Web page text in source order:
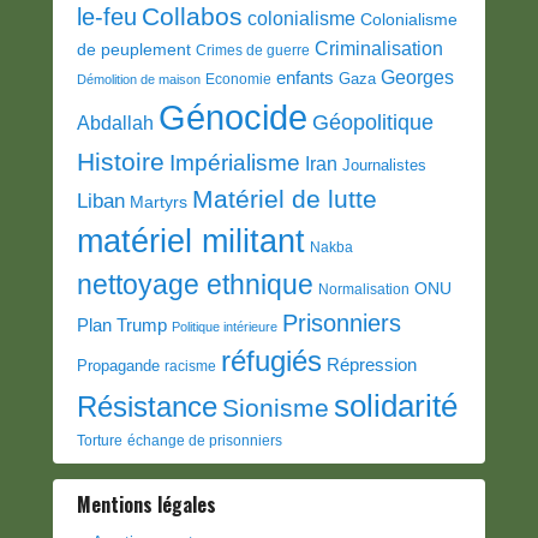
le-feu Collabos colonialisme Colonialisme
de peuplement Crimes de guerre Criminalisation
Démolition de maison Economie enfants Gaza Georges
Abdallah Génocide Géopolitique
Histoire Impérialisme Iran Journalistes
Liban Martyrs Matériel de lutte
matériel militant Nakba
nettoyage ethnique Normalisation ONU
Plan Trump Politique intérieure Prisonniers
Propagande racisme réfugiés Répression
Résistance Sionisme solidarité
Torture échange de prisonniers
Mentions légales